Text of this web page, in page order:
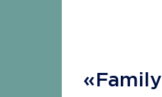
«Family